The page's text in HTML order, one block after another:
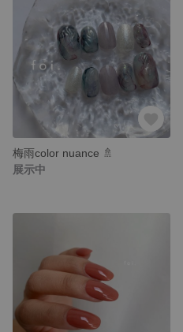
梅雨color nuance 🚿
展示中